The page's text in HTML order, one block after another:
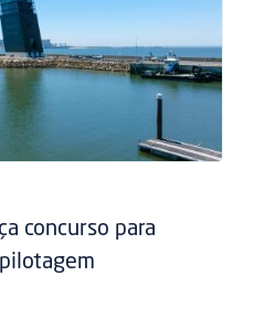
concurso para